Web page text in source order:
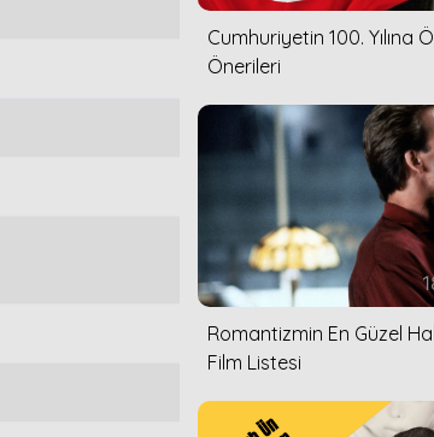
Cumhuriyetin 100. Yılına
Önerileri
Romantizmin En Güzel
Film Listesi